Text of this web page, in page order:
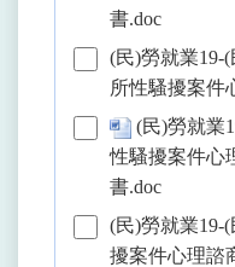
書.doc
(民)勞就業19-
所性騷擾案件
(民)勞就業
性騷擾案件心
書.doc
(民)勞就業19-
擾案件心理諮